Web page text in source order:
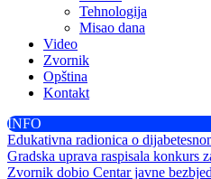
Tehnologija
Misao dana
Video
Zvornik
Opština
Kontakt
INFO
Edukativna radionica o
Gradska uprava raspisala konkurs
Zvornik dobio Centar javne